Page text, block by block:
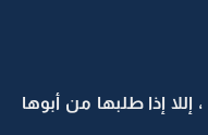
إذا طلبها من أبوها